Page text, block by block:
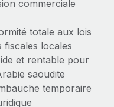
sociaux
les entreprises de
employés
à Remote
commerciale
totale aux lois
fiscales locales
et rentable pour
saoudite
temporaire